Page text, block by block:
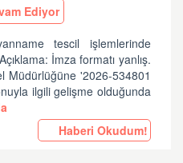
Ediyor
tescil işlemlerinde
İmza formatı yanlış.
Müdürlüğüne '2026-534801
ilgili gelişme olduğunda
Haberi Okudum!